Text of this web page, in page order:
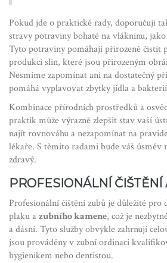
Pokud jde o praktické rady, doporučuji
stravy potraviny bohaté na vlákninu,
Tyto potraviny pomáhají přirozeně čistit
produkci slin, které jsou přirozeným
Nesmíme zapomínat ani na dostatečný
pomáhá vyplavovat zbytky jídla a
Kombinace přírodních prostředků a
praktik může výrazně zlepšit stav vaší
najít rovnováhu a nezapomínat na
lékaře. S těmito radami bude váš úsměv
zdravý.
PROFESIONÁLNÍ ČIŠTĚNÍ
Profesionální čištění zubů je důležité pro
plaku azubního kamene, což je
a dásní. Tyto služby obvykle zahrnují
jsou prováděny v zubní ordinaci
hygienikem nebo dentistou.